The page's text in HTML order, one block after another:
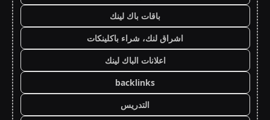
باقات باك لينك
اشراق لنك، شراء باكلينكات
اعلانات الباك لينك
backlinks
التدريس